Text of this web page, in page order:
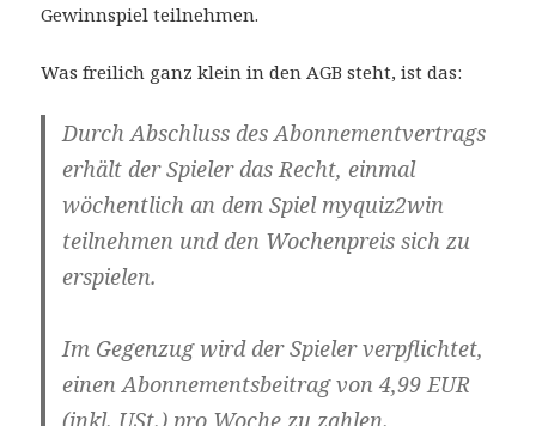
Gewinnspiel teilnehmen.
Was freilich ganz klein in den AGB steht, ist das:
Durch Abschluss des Abonnementvertrags
erhält der Spieler das Recht, einmal
wöchentlich an dem Spiel myquiz2win
teilnehmen und den Wochenpreis sich zu
erspielen.
Im Gegenzug wird der Spieler verpflichtet,
einen Abonnementsbeitrag von 4,99 EUR